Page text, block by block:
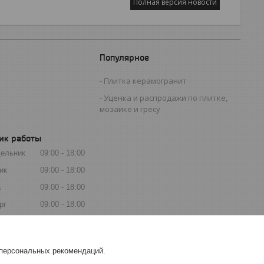
Полная версия новости
Популярное
Плитка керамогранит
Уценка и распродажи по плитке,
мозаике и гресу
работы
09:00
18:00
09:00
18:00
09:00
18:00
09:00
18:00
Выходной
рекомендаций.